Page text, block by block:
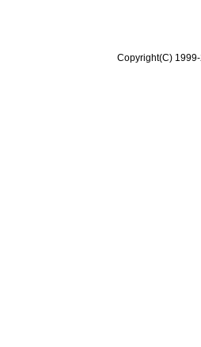
Copyright(C)